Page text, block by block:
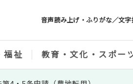
音声読み上げ・ふりがな／文
福祉 教育・文化・スポー